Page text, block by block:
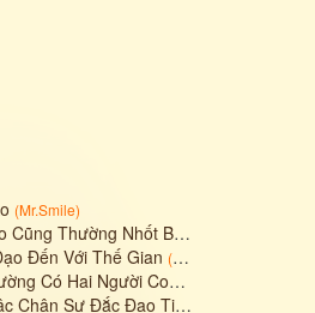
(Mr.Smile)
Thân Mình Vào Thế Giới Nhỏ Bé
Đến Với Thế Gian (Mr.Smile
Còn Người Kia Vẫn Còn Ở Nửa Kiếp Người Và Nửa Kiếp Con Vật (Bởi Vẫn Còn Mang N
Bình Thản, Đạo Hạnh Và Lòng Từ Bi, Sự Kiên Trì Trong Tu Tập: